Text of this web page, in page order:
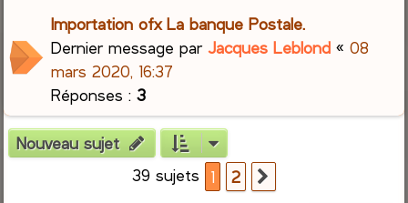
Importation ofx La banque Postale.
Dernier message parJacques Leblond «08
mars 2020, 16:37
Réponses :3
Nouveau sujet
39 sujets
1 2